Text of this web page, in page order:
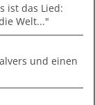
ist das Lied:
Welt..."
und einen